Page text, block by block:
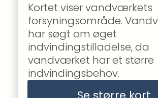
Kortet viser vandværkets
forsyningsområde.
har søgt om øget
indvindingstilladelse, da
vandværket har et større
indvindingsbehov.